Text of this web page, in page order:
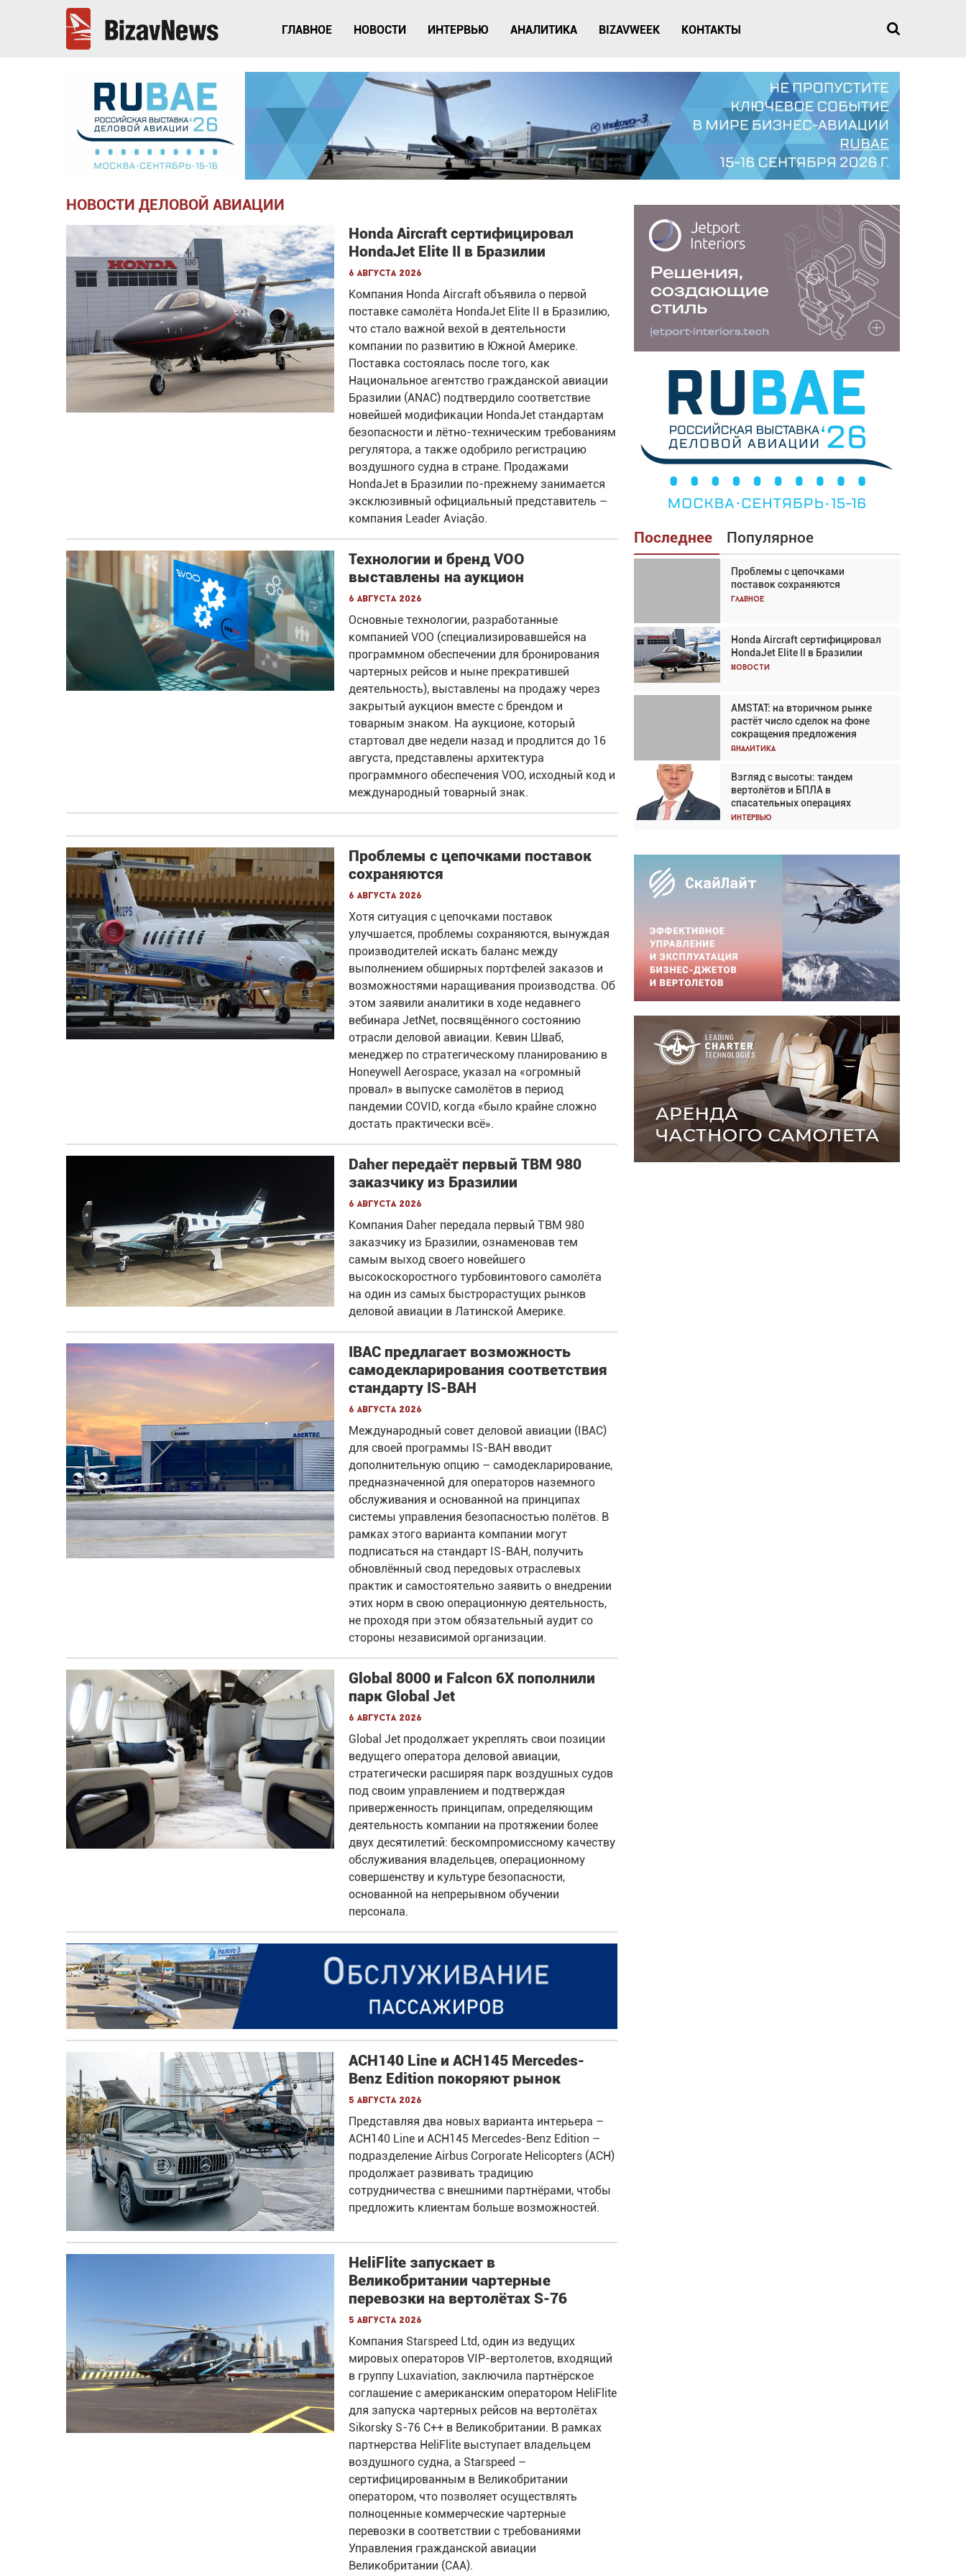
ГЛАВНОЕ НОВОСТИ ИНТЕРВЬЮ АНАЛИТИКА BIZAVWEEK КОНТАКТЫ
НОВОСТИ ДЕЛОВОЙ АВИАЦИИ
Honda Aircraft сертифицировал
HondaJet Elite II в Бразилии
6 августа 2026
Компания Honda Aircraft объявила о первой
поставке самолёта HondaJet Elite II в Бразилию,
что стало важной вехой в деятельности
компании по развитию в Южной Америке.
Поставка состоялась после того, как
Национальное агентство гражданской авиации
Бразилии (ANAC) подтвердило соответствие
новейшей модификации HondaJet стандартам
безопасности и лётно-техническим требованиям
регулятора, а также одобрило регистрацию
воздушного судна в стране. Продажами
HondaJet в Бразилии по-прежнему занимается
эксклюзивный официальный представитель –
компания Leader Aviação.
Технологии и бренд VOO
выставлены на аукцион
6 августа 2026
Основные технологии, разработанные
компанией VOO (специализировавшейся на
программном обеспечении для бронирования
чартерных рейсов и ныне прекратившей
деятельность), выставлены на продажу через
закрытый аукцион вместе с брендом и
товарным знаком. На аукционе, который
стартовал две недели назад и продлится до 16
августа, представлены архитектура
программного обеспечения VOO, исходный код и
международный товарный знак.
Проблемы с цепочками поставок
сохраняются
6 августа 2026
Хотя ситуация с цепочками поставок
улучшается, проблемы сохраняются, вынуждая
производителей искать баланс между
выполнением обширных портфелей заказов и
возможностями наращивания производства. Об
этом заявили аналитики в ходе недавнего
вебинара JetNet, посвящённого состоянию
отрасли деловой авиации. Кевин Шваб,
менеджер по стратегическому планированию в
Honeywell Aerospace, указал на «огромный
провал» в выпуске самолётов в период
пандемии COVID, когда «было крайне сложно
достать практически всё».
Daher передаёт первый TBM 980
заказчику из Бразилии
6 августа 2026
Компания Daher передала первый TBM 980
заказчику из Бразилии, ознаменовав тем
самым выход своего новейшего
высокоскоростного турбовинтового самолёта
на один из самых быстрорастущих рынков
деловой авиации в Латинской Америке.
IBAC предлагает возможность
самодекларирования соответствия
стандарту IS-BAH
6 августа 2026
Международный совет деловой авиации (IBAC)
для своей программы IS-BAH вводит
дополнительную опцию – самодекларирование,
предназначенной для операторов наземного
обслуживания и основанной на принципах
системы управления безопасностью полётов. В
рамках этого варианта компании могут
подписаться на стандарт IS-BAH, получить
обновлённый свод передовых отраслевых
практик и самостоятельно заявить о внедрении
этих норм в свою операционную деятельность,
не проходя при этом обязательный аудит со
стороны независимой организации.
Global 8000 и Falcon 6X пополнили
парк Global Jet
6 августа 2026
Global Jet продолжает укреплять свои позиции
ведущего оператора деловой авиации,
стратегически расширяя парк воздушных судов
под своим управлением и подтверждая
приверженность принципам, определяющим
деятельность компании на протяжении более
двух десятилетий: бескомпромиссному качеству
обслуживания владельцев, операционному
совершенству и культуре безопасности,
основанной на непрерывном обучении
персонала.
ACH140 Line и ACH145 Mercedes-
Benz Edition покоряют рынок
5 августа 2026
Представляя два новых варианта интерьера –
ACH140 Line и ACH145 Mercedes-Benz Edition –
подразделение Airbus Corporate Helicopters (ACH)
продолжает развивать традицию
сотрудничества с внешними партнёрами, чтобы
предложить клиентам больше возможностей.
HeliFlite запускает в
Великобритании чартерные
перевозки на вертолётах S-76
5 августа 2026
Компания Starspeed Ltd, один из ведущих
мировых операторов VIP-вертолетов, входящий
в группу Luxaviation, заключила партнёрское
соглашение с американским оператором HeliFlite
для запуска чартерных рейсов на вертолётах
Sikorsky S-76 C++ в Великобритании. В рамках
партнерства HeliFlite выступает владельцем
воздушного судна, а Starspeed –
сертифицированным в Великобритании
оператором, что позволяет осуществлять
полноценные коммерческие чартерные
перевозки в соответствии с требованиями
Управления гражданской авиации
Великобритании (CAA).
Последнее Популярное
Проблемы с цепочками
поставок сохраняются
Главное
Honda Aircraft сертифицировал
HondaJet Elite II в Бразилии
Новости
AMSTAT: на вторичном рынке
растёт число сделок на фоне
сокращения предложения
Аналитика
Взгляд с высоты: тандем
вертолётов и БПЛА в
спасательных операциях
Интервью
Взгляд с высоты: тандем
вертолётов и БПЛА в
спасательных операциях
Авиационный фотограф Дэйв
Кох: «Фотография говорит сама
за себя... а ИИ всё портит»
Проблемы с цепочками
поставок сохраняются
Аналитика
Частный самолёт – это актив.
Подходите к покупке
соответствующим образом
Интервью